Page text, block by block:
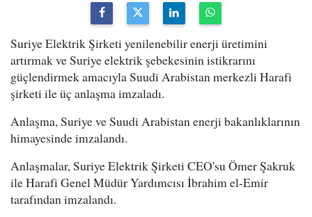
Suriye Elektrik Şirketi yenilenebilir enerji üretimini
artırmak ve Suriye elektrik şebekesinin istikrarını
güçlendirmek amacıyla Suudi Arabistan merkezli Harafi
şirketi ile üç anlaşma imzaladı.
Anlaşma, Suriye ve Suudi Arabistan enerji bakanlıklarının
himayesinde imzalandı.
Anlaşmalar, Suriye Elektrik Şirketi CEO'su Ömer Şakruk
ile Harafi Genel Müdür Yardımcısı İbrahim el-Emir
tarafından imzalandı.